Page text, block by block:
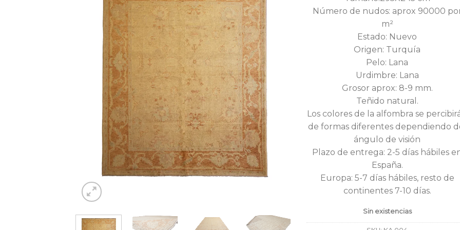
3.500,00€.
Número de nudos: aprox 90000
m²
Estado: Nuevo
Origen: Turquía
Pelo: Lana
Urdimbre: Lana
Grosor aprox: 8-9 mm.
Teñido natural.
Los colores de la alfombra se
de formas diferentes dependiendo
ángulo de visión
Plazo de entrega: 2-5 días hábiles
España.
Europa: 5-7 días hábiles, resto de
continentes 7-10 días.
Sin existencias